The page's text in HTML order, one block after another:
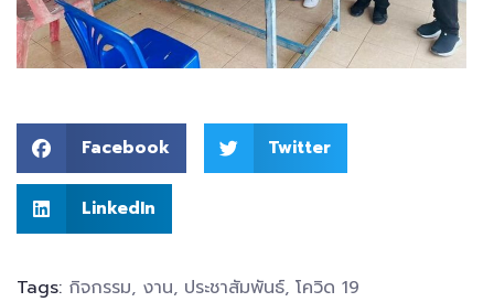
Facebook Twitter
LinkedIn
Tags: กิจกรรม, งาน, ประชาสัมพันธ์, โควิด 19